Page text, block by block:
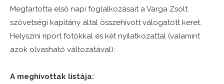
Megtartotta első napi foglalkozásait a Varga Zsolt
szövetségi kapitány által összehívott válogatott keret.
Helyszíni riport fotókkal és két nyilatkozattal (valamint
azok olvasható változatával):
A meghívottak listája: